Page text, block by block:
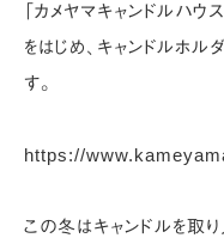
「カメヤマキャンドルハウス
をはじめ、キャンドルホ
す。
https://
この冬はキャンドルを取